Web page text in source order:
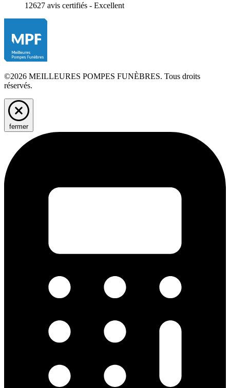
12627 avis certifiés - Excellent
©2026 MEILLEURES POMPES FUNÈBRES. Tous droits
réservés.
fermer